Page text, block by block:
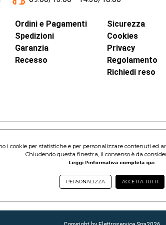
Ordini e Pagamenti
Spedizioni
Garanzia
Recesso
Sicurezza
Cookies
Privacy
Regolamento
Richiedi reso
40 - 00015 Monterotondo Scalo (RM)
Sociale 1.600.000,00 Euro i.v. Iscritto al Registro
Scalo (RM) - Telefono:06.90095358
i cookie per statistiche e per personalizzare contenuti
Chiudendo questa finestra, il consenso è da
Leggi l'informativa completa qui.
PERSONALIZZA ACCETTA TUTTI